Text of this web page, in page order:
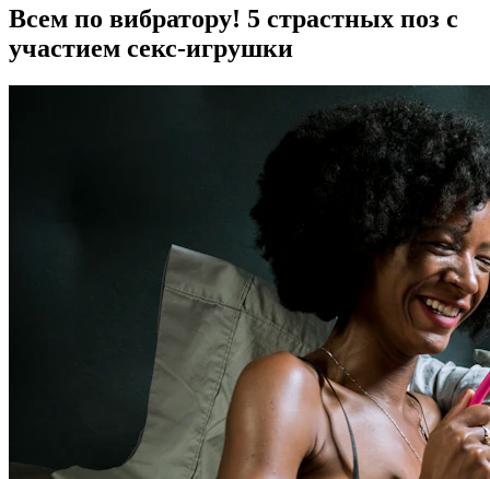
Всем по вибратору! 5 страстных поз с
участием секс-игрушки